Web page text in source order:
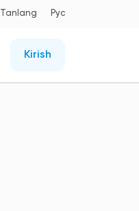
Tanlang Рус
Kirish